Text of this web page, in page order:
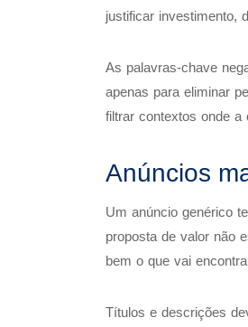
justificar investimento,
As palavras-chave
apenas para eliminar
filtrar contextos onde a
Anúncios
Um anúncio genérico
proposta de valor não
bem o que vai
Títulos e descrições